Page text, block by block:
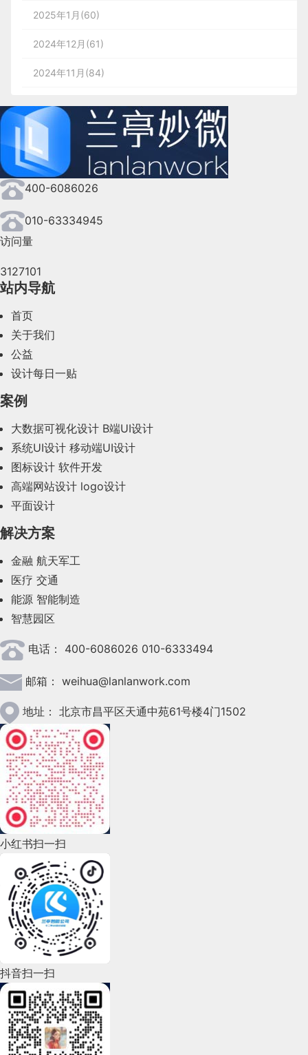
2025年1月(60)
2024年12月(61)
2024年11月(84)
2024年9月(144)
2024年8月(164)
2024年7月(107)
2024年6月(63)
2024年4月(44)
2024年2月(58)
2023年10月(14)
2023年8月(88)
2023年7月(62)
2023年6月(58)
2023年5月(28)
2023年4月(47)
2023年3月(37)
2023年2月(90)
2023年1月(78)
2022年12月(45)
2022年11月(69)
2022年10月(51)
2022年9月(135)
2022年8月(60)
2022年7月(111)
2022年6月(162)
2022年5月(143)
2022年4月(86)
2022年3月(119)
2022年2月(53)
400-6086026
010-63334945
访问量
3127101
站内导航
首页
关于我们
公益
设计每日一贴
案例
大数据可视化设计 B端UI设计
系统UI设计 移动端UI设计
图标设计 软件开发
高端网站设计 logo设计
平面设计
解决方案
金融 航天军工
医疗 交通
能源 智能制造
智慧园区
电话： 400-6086026 010-6333494
邮箱： weihua@lanlanwork.com
地址： 北京市昌平区天通中苑61号楼4门1502
小红书扫一扫
抖音扫一扫